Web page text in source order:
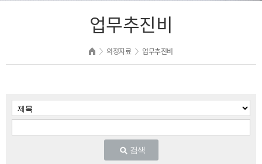
업무추진비
의정자료 업무추진비
검색